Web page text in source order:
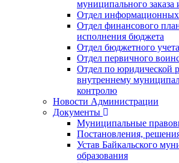
муниципального заказа
Отдел информационных
Отдел финансового
исполнения бюджета
Отдел бюджетного
Отдел первичного
Отдел по юридической
внутреннему
контролю
Новости Администрации
Документы
Муниципальные
Постановления,
Устав Байкальского
образования